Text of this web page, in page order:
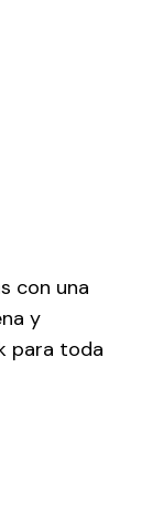
con una
y
para toda